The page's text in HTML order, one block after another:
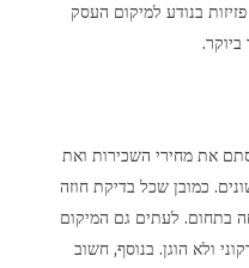
על השוק?
בנודע למיקום העסק
את מחירי השכירות ואת
כמובן שכל בדיקת חוזה
בתחום. לעתים גם המיקום
ולא הוגן. בנוסף, חשוב